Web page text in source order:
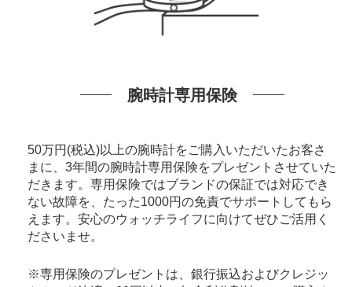
腕時計専用保険
50万円(税込)以上の腕時計をご購入いただいたお客さ
まに、3年間の腕時計専用保険をプレゼントさせていた
だきます。専用保険ではブランドの保証では対応でき
ない故障を、たった1000円の免責でサポートしてもら
えます。安心のウォッチライフに向けてぜひご活用く
ださいませ。
※専用保険のプレゼントは、銀行振込およびクレジッ